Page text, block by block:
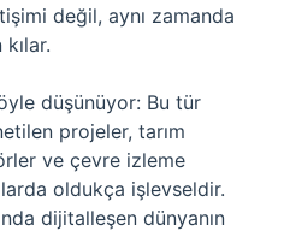
değil, aynı zamanda
düşünüyor: Bu tür
projeler, tarım
ve çevre izleme
oldukça işlevseldir.
dijitalleşen dünyanın